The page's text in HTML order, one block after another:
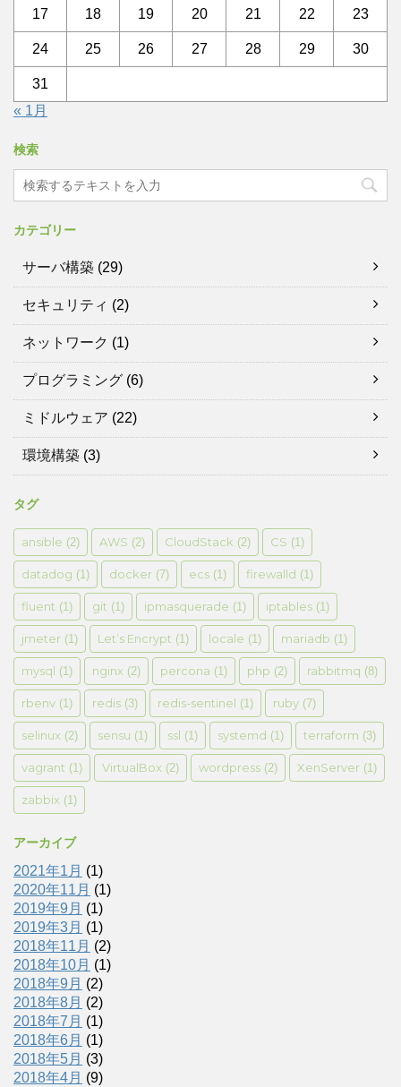
17 18 19 20 21 22 23
24 25 26 27 28 29 30
31
« 1月
検索
カテゴリー
サーバ構築 (29)
セキュリティ (2)
ネットワーク (1)
プログラミング (6)
ミドルウェア (22)
環境構築 (3)
タグ
ansible (2) AWS (2) CloudStack (2) CS (1)
datadog (1) docker (7) ecs (1) firewalld (1)
fluent (1) git (1) ipmasquerade (1) iptables (1)
jmeter (1) Let’s Encrypt (1) locale (1) mariadb (1)
mysql (1) nginx (2) percona (1) php (2) rabbitmq (8)
rbenv (1) redis (3) redis-sentinel (1) ruby (7)
selinux (2) sensu (1) ssl (1) systemd (1) terraform (3)
vagrant (1) VirtualBox (2) wordpress (2) XenServer (1)
zabbix (1)
アーカイブ
2021年1月 (1)
2020年11月 (1)
2019年9月 (1)
2019年3月 (1)
2018年11月 (2)
2018年10月 (1)
2018年9月 (2)
2018年8月 (2)
2018年7月 (1)
2018年6月 (1)
2018年5月 (3)
2018年4月 (9)